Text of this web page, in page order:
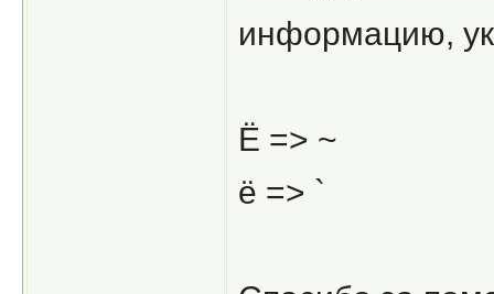
информацию,
Ё => ~
ё => `